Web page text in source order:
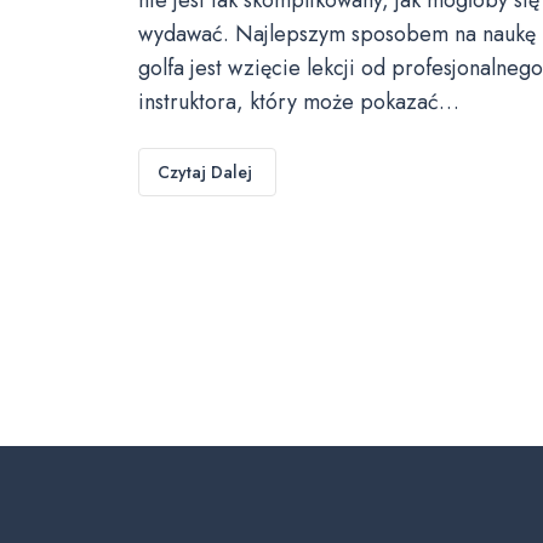
wydawać. Najlepszym sposobem na naukę
golfa jest wzięcie lekcji od profesjonalnego
instruktora, który może pokazać…
Czytaj Dalej